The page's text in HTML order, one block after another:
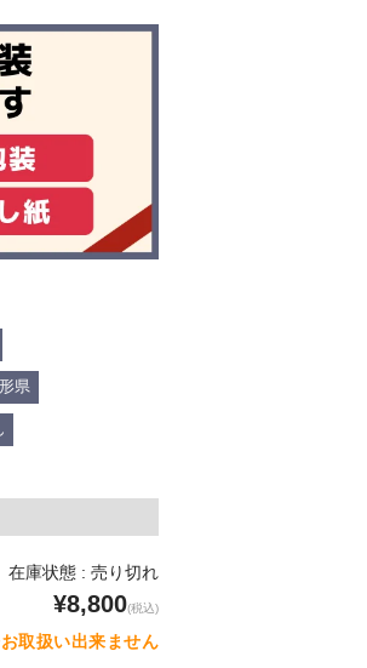
県
在庫状態 : 売り切れ
¥8,800(税込)
取扱い出来ません